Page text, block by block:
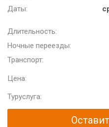
Даты:
Длительность:
Ночные переезды:
Транспорт:
Цена:
Туруслуга: